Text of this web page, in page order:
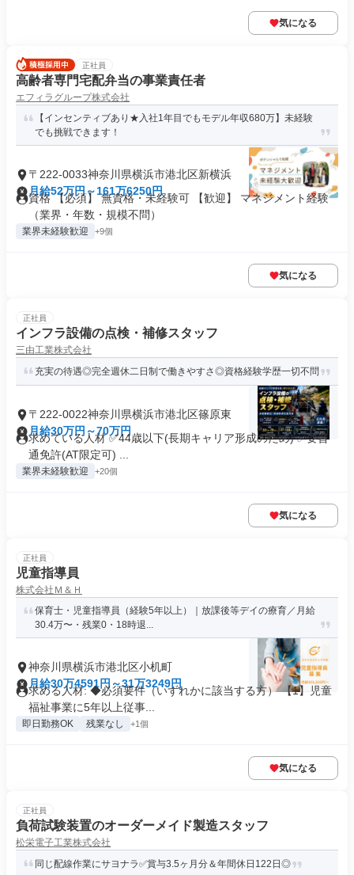
気になる
正社員
高齢者専門宅配弁当の事業責任者
エフィラグループ株式会社
【インセンティブあり★入社1年目でもモデル年収680万】未経験
でも挑戦できます！
〒222-0033神奈川県横浜市港北区新横浜
月給52万円～161万6250円
資格 【必須】 無資格・未経験可 【歓迎】 マネジメント経験
（業界・年数・規模不問）
業界未経験歓迎 +9個
気になる
正社員
インフラ設備の点検・補修スタッフ
三由工業株式会社
充実の待遇◎完全週休二日制で働きやすさ◎資格経験学歴一切不問
〒222-0022神奈川県横浜市港北区篠原東
月給30万円～70万円
求めている人材 ✅44歳以下(長期キャリア形成のため) ✅要普
通免許(AT限定可) ...
業界未経験歓迎 +20個
気になる
正社員
児童指導員
株式会社Ｍ＆Ｈ
保育士・児童指導員（経験5年以上）｜放課後等デイの療育／月給
30.4万〜・残業0・18時退...
神奈川県横浜市港北区小机町
月給30万4591円～31万3249円
求める人材: ◆必須要件（いずれかに該当する方） 【1】児童
福祉事業に5年以上従事...
即日勤務OK 残業なし +1個
気になる
正社員
負荷試験装置のオーダーメイド製造スタッフ
松栄電子工業株式会社
同じ配線作業にサヨナラ✅賞与3.5ヶ月分＆年間休日122日◎